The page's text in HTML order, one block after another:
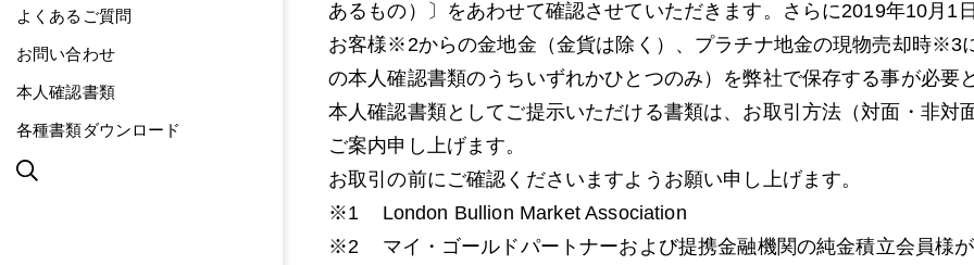
よくあるご質問
お問い合わせ
本人確認書類
各種書類ダウンロード
あるもの）〕をあわせて確認させていただきます。さらに2019年10月1
お客様※2からの金地金（金貨は除く）、プラチナ地金の現物売却時※3
の本人確認書類のうちいずれかひとつのみ）を弊社で保存する事が必要
本人確認書類としてご提示いただける書類は、お取引方法（対面・非対
ご案内申し上げます。
お取引の前にご確認くださいますようお願い申し上げます。
London Bullion Market Association
マイ・ゴールドパートナーおよび提携金融機関の純金積立会員様